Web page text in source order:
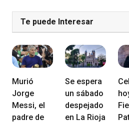
Te puede Interesar
Murió
Jorge
Messi, el
padre de
Se espera
un sábado
despejado
en La Rioja